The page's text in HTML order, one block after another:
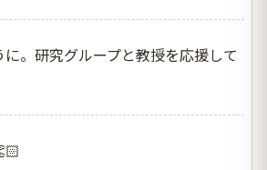
。研究グループと教授を応援して